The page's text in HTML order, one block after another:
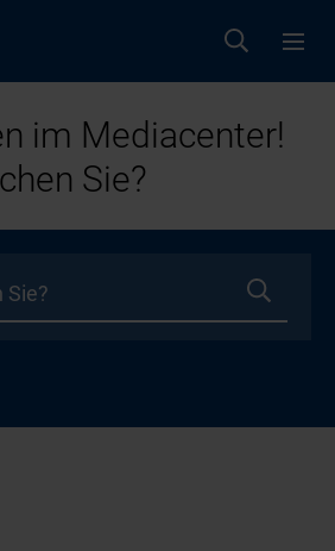
im Mediacenter!
Sie?